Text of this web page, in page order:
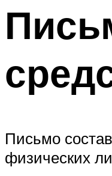
Письмо
физических